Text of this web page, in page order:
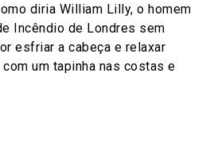
diria William Lilly, o homem
Incêndio de Londres sem
esfriar a cabeça e relaxar
um tapinha nas costas e